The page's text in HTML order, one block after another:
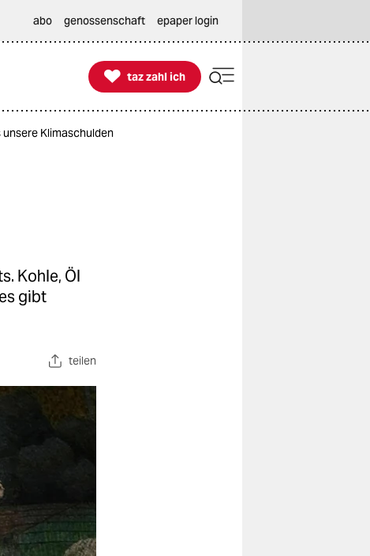
abo genossenschaft epaper login

taz zahl ich
taz zahl ich
unsere Klimaschulden
Kohle, Öl
gibt
teilen